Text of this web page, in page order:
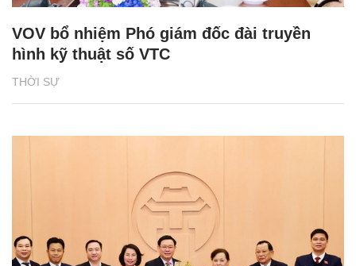
THỜI SỰ
VOV bổ nhiệm Phó giám đốc đài truyền
hình kỹ thuật số VTC